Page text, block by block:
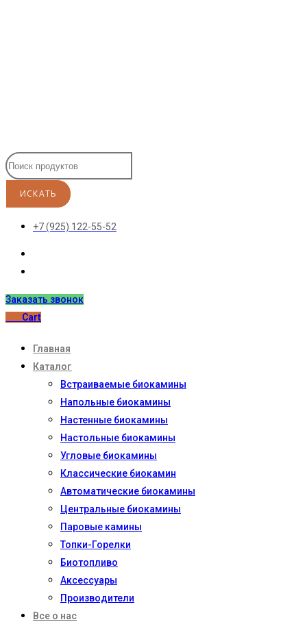
+7 (925) 122-55-52
Заказать звонок
Cart
Главная
Каталог
Встраиваемые биокамины
Напольные биокамины
Настенные биокамины
Настoльные биокамины
Угловые биокамины
Классические биокамин
Автоматические биокамины
Центральные биокамины
Паровые камины
Топки-Горелки
Биотопливо
Аксессуары
Производители
Все о нас